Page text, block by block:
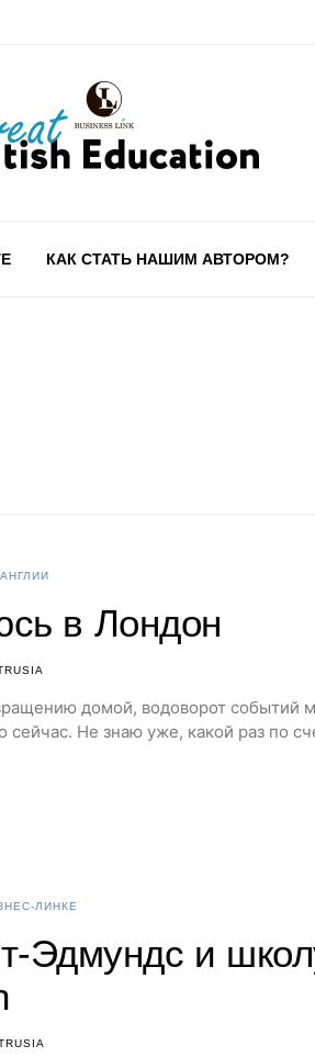
КАК СТАТЬ НАШИМ АВТОРОМ?
в Лондон
домой, водоворот событий
сейчас. Не знаю уже, какой раз по
ЛИНКЕ
Эдмундс и